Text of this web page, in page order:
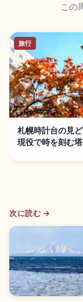
この
旅行
札幌時計台の見
現役で時を刻む
次に読む →